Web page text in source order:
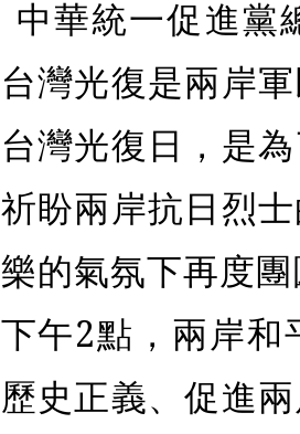
中華統一促進黨
台灣光復是兩岸
台灣光復日，是
祈盼兩岸抗日烈
樂的氣氛下再度
下午2點，兩岸和
歷史正義、促進